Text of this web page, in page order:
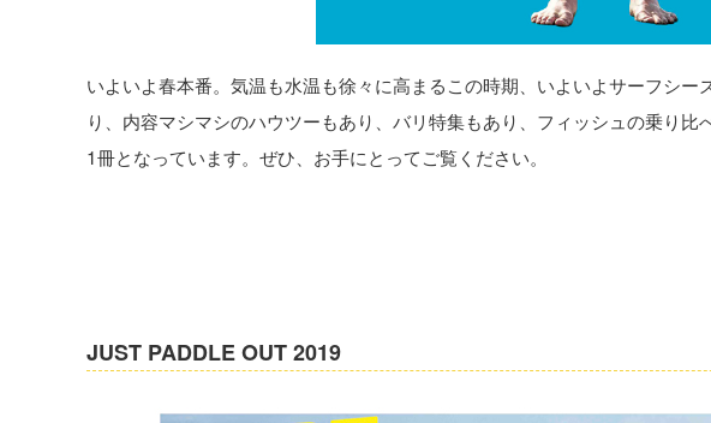
いよいよ春本番。気温も水温も徐々に高まるこの時期、いよいよサーフシ
り、内容マシマシのハウツーもあり、バリ特集もあり、フィッシュの乗り
1冊となっています。ぜひ、お手にとってご覧ください。
JUST PADDLE OUT 2019